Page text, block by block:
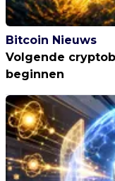
Bitcoin Nieuws
Volgende
beginnen